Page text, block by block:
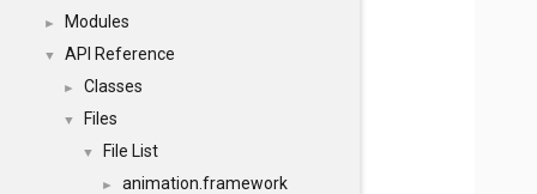
► Modules
▼ API Reference
► Classes
▼ Files
▼ File List
► animation.framework